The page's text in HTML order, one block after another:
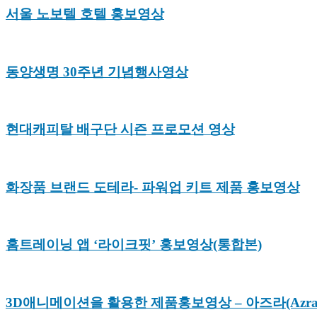
서울 노보텔 호텔 홍보영상
동양생명 30주년 기념행사영상
현대캐피탈 배구단 시즌 프로모션 영상
화장품 브랜드 도테라- 파워업 키트 제품 홍보영상
홈트레이닝 앱 ‘라이크핏’ 홍보영상(통합본)
3D애니메이션을 활용한 제품홍보영상 – 아즈라